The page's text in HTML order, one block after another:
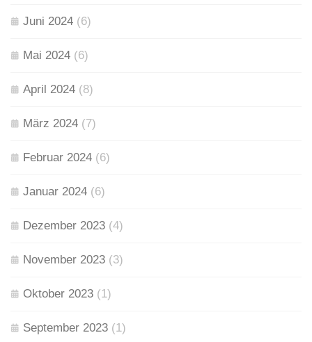
Juni 2024 (6)
Mai 2024 (6)
April 2024 (8)
März 2024 (7)
Februar 2024 (6)
Januar 2024 (6)
Dezember 2023 (4)
November 2023 (3)
Oktober 2023 (1)
September 2023 (1)